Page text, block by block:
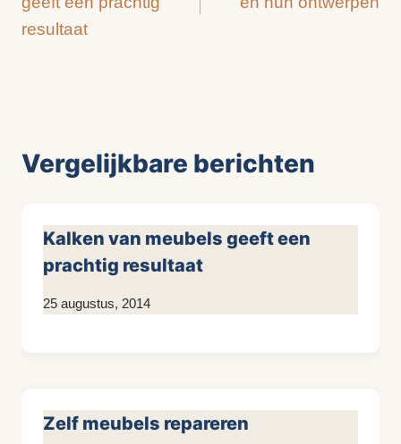
resultaat
Vergelijkbare berichten
Kalken van meubels geeft een
prachtig resultaat
Door
25 augustus, 2014
Zelf meubels repareren